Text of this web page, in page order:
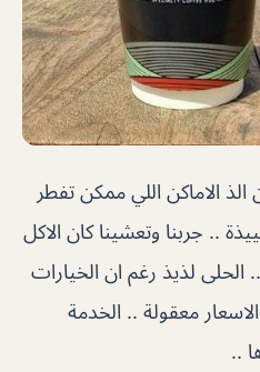
الذ الاماكن اللي ممكن تفطر
.. جربنا وتعشينا كان الاكل
لذيذ رغم ان الخيارات
معقولة .. الخدمة
..